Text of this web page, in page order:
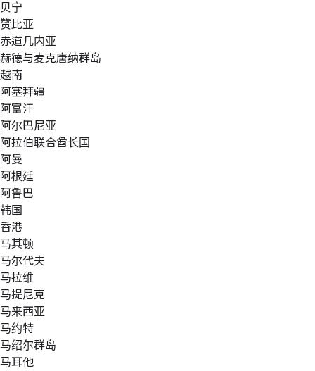
贝宁
赞比亚
赤道几内亚
赫德与麦克唐纳群岛
越南
阿塞拜疆
阿富汗
阿尔巴尼亚
阿拉伯联合酋长国
阿曼
阿根廷
阿鲁巴
韩国
香港
马其顿
马尔代夫
马拉维
马提尼克
马来西亚
马约特
马绍尔群岛
马耳他